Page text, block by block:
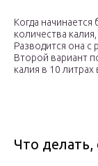
Когда
количества
Разводится она с
Второй вариант
калия в 10 литрах
Что делать,